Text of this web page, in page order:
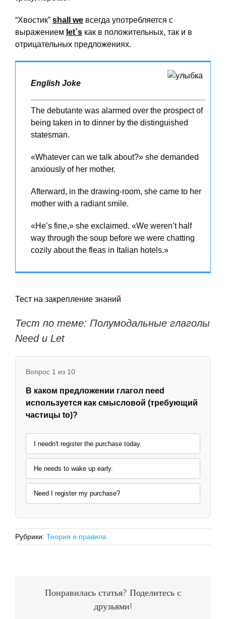
“Хвостик” shall we всегда употребляется с
выражением let`s как в положительных, так и в
отрицательных предложениях.
English Joke
The debutante was alarmed over the prospect of
being taken in to dinner by the distinguished
statesman.
«Whatever can we talk about?» she demanded
anxiously of her mother.
Afterward, in the drawing-room, she came to her
mother with a radiant smile.
«He’s fine,» she exclaimed. «We weren’t half
way through the soup before we were chatting
cozily about the fleas in Italian hotels.»
Тест на закрепление знаний
Тест по теме: Полумодальные глаголы
Need и Let
Вопрос 1 из 10
В каком предложении глагол need
используется как смысловой (требующий
частицы to)?
I needn't register the purchase today.
He needs to wake up early.
Need I register my purchase?
Рубрики: Теория и правила
Понравилась статья? Поделитесь с
друзьями!